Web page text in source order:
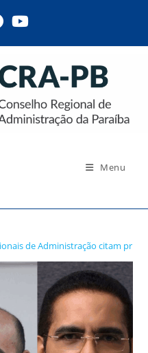
Menu
de Administração citam